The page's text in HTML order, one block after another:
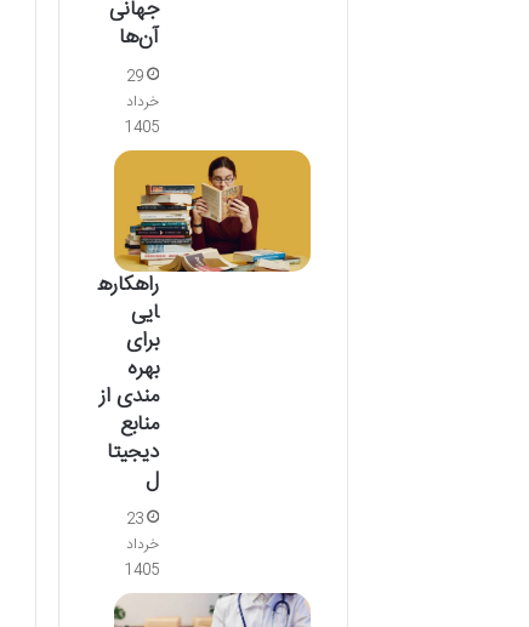
جهانی
آن‌ها
29
خرداد
1405
راهکاره
ایی
برای
بهره
مندی از
منابع
دیجیتا
ل
23
خرداد
1405